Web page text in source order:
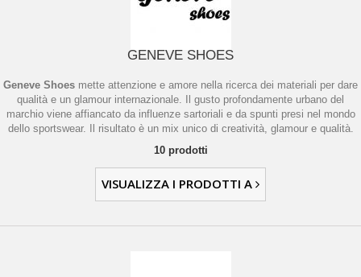
GENEVE SHOES
Geneve Shoes mette attenzione e amore nella ricerca dei materiali per dare
qualità e un glamour internazionale. Il gusto profondamente urbano del
marchio viene affiancato da influenze sartoriali e da spunti presi nel mondo
dello sportswear. Il risultato è un mix unico di creatività, glamour e qualità.
10 prodotti
VISUALIZZA I PRODOTTI A